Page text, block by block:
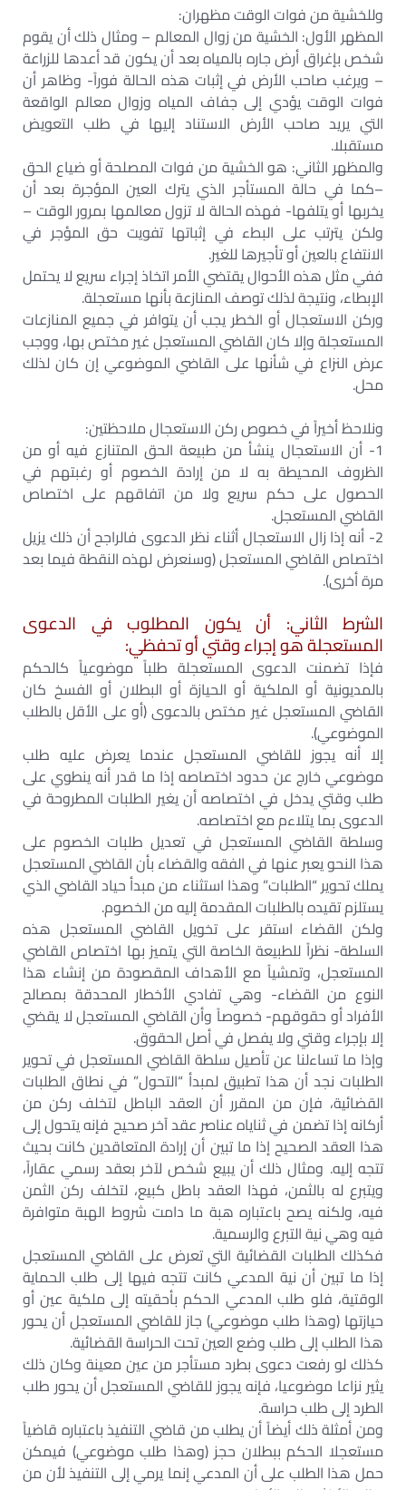
وللخشية من فوات الوقت مظهران:
المظهر الأول: الخشية من زوال المعالم – ومثال ذلك أن يقوم
شخص بإغراق أرض جاره بالمياه بعد أن يكون قد أعدها للزراعة
– ويرغب صاحب الأرض في إثبات هذه الحالة فوراً- وظاهر أن
فوات الوقت يؤدي إلى جفاف المياه وزوال معالم الواقعة
التي يريد صاحب الأرض الاستناد إليها في طلب التعويض
مستقبلا.
والمظهر الثاني: هو الخشية من فوات المصلحة أو ضياع الحق
–كما في حالة المستأجر الذي يترك العين المؤجرة بعد أن
يخربها أو يتلفها- فهذه الحالة لا تزول معالمها بمرور الوقت –
ولكن يترتب على البطء في إثباتها تفويت حق المؤجر في
الانتفاع بالعين أو تأجيرها للغير.
ففي مثل هذه الأحوال يقتضي الأمر اتخاذ إجراء سريع لا يحتمل
الإبطاء، ونتيجة لذلك توصف المنازعة بأنها مستعجلة.
وركن الاستعجال أو الخطر يجب أن يتوافر في جميع المنازعات
المستعجلة وإلا كان القاضي المستعجل غير مختص بها، ووجب
عرض النزاع في شأنها على القاضي الموضوعي إن كان لذلك
محل.
ونلاحظ أخيراً في خصوص ركن الاستعجال ملاحظتين:
1- أن الاستعجال ينشأ من طبيعة الحق المتنازع فيه أو من
الظروف المحيطة به لا من إرادة الخصوم أو رغبتهم في
الحصول على حكم سريع ولا من اتفاقهم على اختصاص
القاضي المستعجل.
2- أنه إذا زال الاستعجال أثناء نظر الدعوى فالراجح أن ذلك يزيل
اختصاص القاضي المستعجل (وسنعرض لهذه النقطة فيما بعد
مرة أخرى).
الشرط الثاني: أن يكون المطلوب في الدعوى
المستعجلة هو إجراء وقتي أو تحفظي:
فإذا تضمنت الدعوى المستعجلة طلباً موضوعياً كالحكم
بالمديونية أو الملكية أو الحيازة أو البطلان أو الفسخ كان
القاضي المستعجل غير مختص بالدعوى (أو على الأقل بالطلب
الموضوعي).
إلا أنه يجوز للقاضي المستعجل عندما يعرض عليه طلب
موضوعي خارج عن حدود اختصاصه إذا ما قدر أنه ينطوي على
طلب وقتي يدخل في اختصاصه أن يغير الطلبات المطروحة في
الدعوى بما يتلاءم مع اختصاصه.
وسلطة القاضي المستعجل في تعديل طلبات الخصوم على
هذا النحو يعبر عنها في الفقه والقضاء بأن القاضي المستعجل
يملك تحوير “الطلبات” وهذا استثناء من مبدأ حياد القاضي الذي
يستلزم تقيده بالطلبات المقدمة إليه من الخصوم.
ولكن القضاء استقر على تخويل القاضي المستعجل هذه
السلطة- نظراً للطبيعة الخاصة التي يتميز بها اختصاص القاضي
المستعجل، وتمشياً مع الأهداف المقصودة من إنشاء هذا
النوع من القضاء- وهي تفادي الأخطار المحدقة بمصالح
الأفراد أو حقوقهم- خصوصاً وأن القاضي المستعجل لا يقضي
إلا بإجراء وقتي ولا يفصل في أصل الحقوق.
وإذا ما تساءلنا عن تأصيل سلطة القاضي المستعجل في تحوير
الطلبات نجد أن هذا تطبيق لمبدأ “التحول” في نطاق الطلبات
القضائية، فإن من المقرر أن العقد الباطل لتخلف ركن من
أركانه إذا تضمن في ثناياه عناصر عقد آخر صحيح فإنه يتحول إلى
هذا العقد الصحيح إذا ما تبين أن إرادة المتعاقدين كانت بحيث
تتجه إليه. ومثال ذلك أن يبيع شخص لآخر بعقد رسمي عقاراً،
ويتبرع له بالثمن، فهذا العقد باطل كبيع، لتخلف ركن الثمن
فيه، ولكنه يصح باعتباره هبة ما دامت شروط الهبة متوافرة
فيه وهي نية التبرع والرسمية.
فكذلك الطلبات القضائية التي تعرض على القاضي المستعجل
إذا ما تبين أن نية المدعي كانت تتجه فيها إلى طلب الحماية
الوقتية، فلو طلب المدعي الحكم بأحقيته إلى ملكية عين أو
حيازتها (وهذا طلب موضوعي) جاز للقاضي المستعجل أن يحور
هذا الطلب إلى طلب وضع العين تحت الحراسة القضائية.
كذلك لو رفعت دعوى بطرد مستأجر من عين معينة وكان ذلك
يثير نزاعا موضوعيا، فإنه يجوز للقاضي المستعجل أن يحور طلب
الطرد إلى طلب حراسة.
ومن أمثلة ذلك أيضاً أن يطلب من قاضي التنفيذ باعتباره قاضياً
مستعجلا الحكم ببطلان حجز (وهذا طلب موضوعي) فيمكن
حمل هذا الطلب على أن المدعي إنما يرمي إلى التنفيذ لأن من